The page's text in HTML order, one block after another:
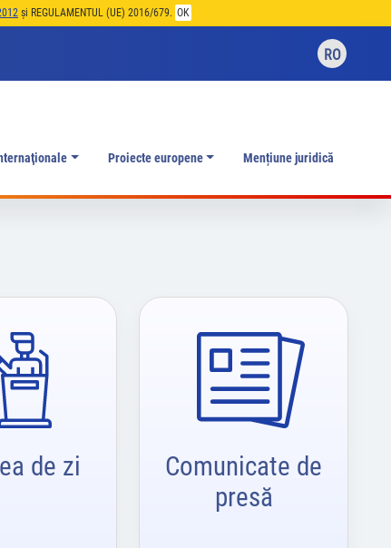
și REGULAMENTUL (UE) 2016/679. OK
RO
Proiecte europene Mențiune juridică
de zi
Comunicate de
presă